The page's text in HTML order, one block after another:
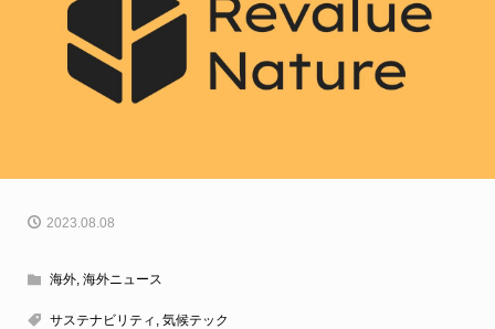
2023.08.08
海外, 海外ニュース
サステナビリティ , 気候テック